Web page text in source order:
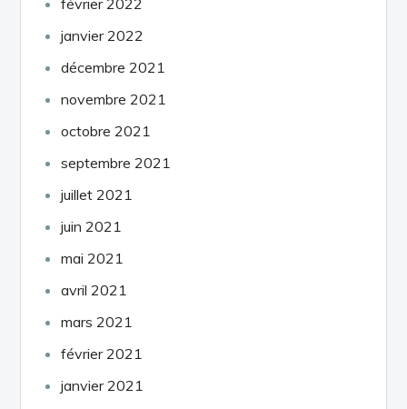
janvier 2022
décembre 2021
novembre 2021
octobre 2021
septembre 2021
juillet 2021
juin 2021
mai 2021
avril 2021
mars 2021
février 2021
janvier 2021